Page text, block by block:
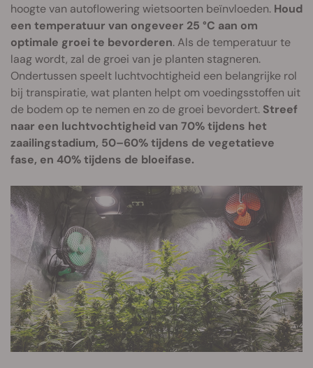
hoogte van autoflowering wietsoorten beïnvloeden. Houd
een temperatuur van ongeveer 25 °C aan om
optimale groei te bevorderen. Als de temperatuur te
laag wordt, zal de groei van je planten stagneren.
Ondertussen speelt luchtvochtigheid een belangrijke rol
bij transpiratie, wat planten helpt om voedingsstoffen uit
de bodem op te nemen en zo de groei bevordert. Streef
naar een luchtvochtigheid van 70% tijdens het
zaailingstadium, 50–60% tijdens de vegetatieve
fase, en 40% tijdens de bloeifase.